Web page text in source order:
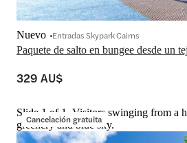
Paquete de salto en bungee desde un
Nuevo Entradas Skypark Cairns
329 AU$
Cancelación gratuita
Slide 1 of 1, Visitors swinging from a
greenery and blue sky.